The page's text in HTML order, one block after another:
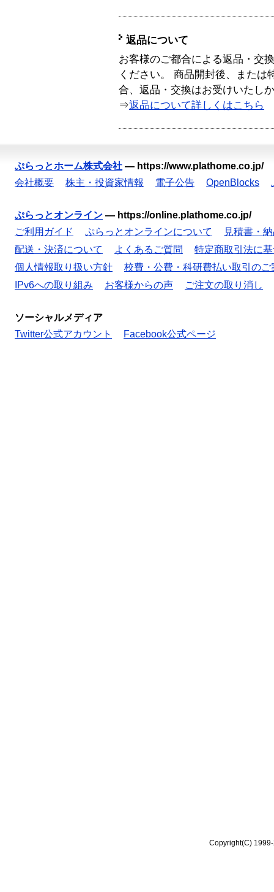
返品について
お客様のご都合による返品・交
ください。 商品開封後、または
合、返品・交換はお受けいたし
⇒返品について詳しくはこちら
ぷらっとホーム株式会社 — https://www.plathome.co.jp/
会社概要
株主・投資家情報 電子公告 OpenBlocks
ぷらっとオンライン — https://online.plathome.co.jp/
ご利用ガイド
ぷらっとオンラインについて
見積書・
配送・決済について
よくあるご質問
特定商取引法に
個人情報取り扱い方針
校費・公費・科研費払い取引のご
IPv6への取り組み
お客様からの声 ご注文の取り消し
ソーシャルメディア
Twitter公式アカウント
Facebook公式ページ
Copyright(C)